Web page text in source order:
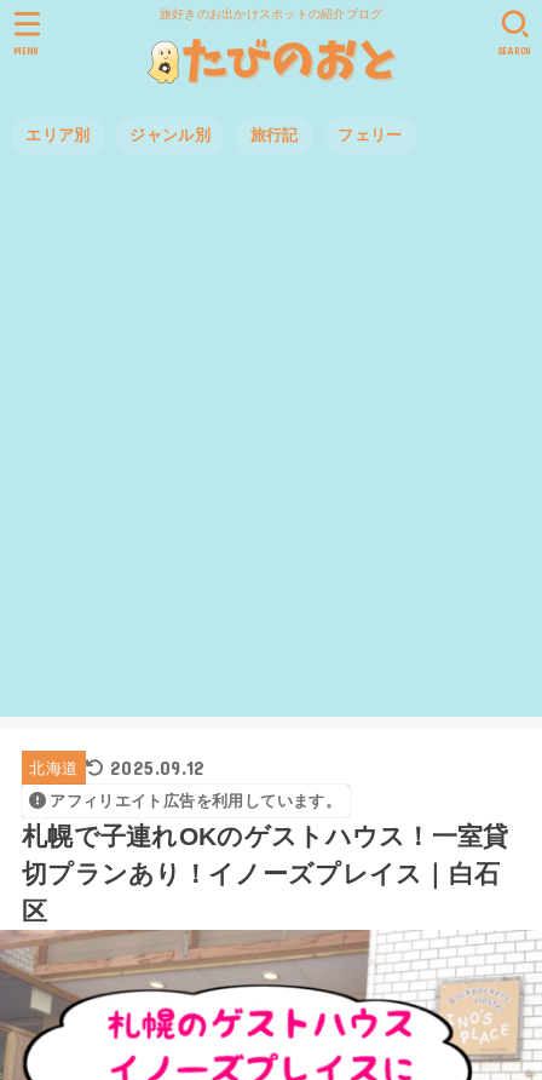
旅好きのお出かけスポットの紹介ブログ
エリア別 ジャンル別 旅行記 フェリー
SEARCH
MENU
北海道 2025.09.12
アフィリエイト広告を利用しています。
札幌で子連れOKのゲストハウス！一室貸
切プランあり！イノーズプレイス｜白石
区